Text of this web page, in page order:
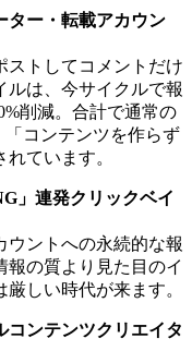
ター・転載アカウン
ストしてコメントだけ
ルは、今サイクルで報
削減。合計で通常の
「コンテンツを作らず
ています。
」連発クリックベイ
ウントへの永続的な報
の質より見た目のイ
しい時代が来ます。
コンテンツクリエイタ